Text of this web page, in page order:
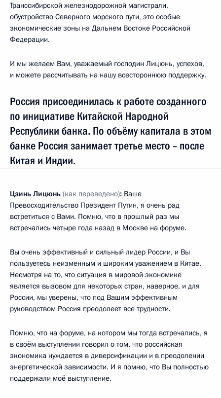
Транссибирской железнодорожной магистрали,
обустройство Северного морского пути, это особые
экономические зоны на Дальнем Востоке Российской
Федерации.
И мы желаем Вам, уважаемый господин Лицюнь, успехов,
и можете рассчитывать на нашу всестороннюю поддержку.
Россия присоединилась к работе созданного
по инициативе Китайской Народной
Республики банка. По объёму капитала в этом
банке Россия занимает третье место – после
Китая и Индии.
Цзинь Лицюнь (как переведено): Ваше
Превосходительство Президент Путин, я очень рад
встретиться с Вами. Помню, что в прошлый раз мы
встречались четыре года назад в Москве на форуме.
Вы очень эффективный и сильный лидер России, и Вы
пользуетесь неизменным и широким уважением в Китае.
Несмотря на то, что ситуация в мировой экономике
является вызовом для некоторых стран, наверное, и для
России, мы уверены, что под Вашим эффективным
руководством Россия преодолеет все трудности.
Помню, что на форуме, на котором мы тогда встречались, я
в своём выступлении говорил о том, что российская
экономика нуждается в диверсификации и в преодолении
энергетической зависимости. И я помню, что Вы полностью
поддержали моё выступление.